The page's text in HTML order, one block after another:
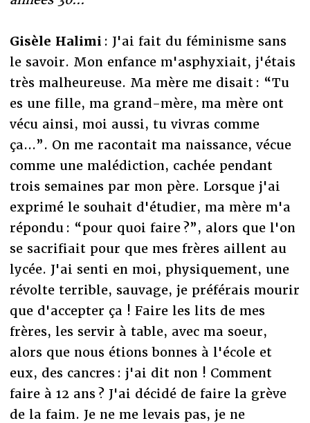
Gisèle Halimi : J'ai fait du féminisme sans
le savoir. Mon enfance m'asphyxiait, j'étais
très malheureuse. Ma mère me disait : “Tu
es une fille, ma grand-mère, ma mère ont
vécu ainsi, moi aussi, tu vivras comme
ça...”. On me racontait ma naissance, vécue
comme une malédiction, cachée pendant
trois semaines par mon père. Lorsque j'ai
exprimé le souhait d'étudier, ma mère m'a
répondu : “pour quoi faire ?”, alors que l'on
se sacrifiait pour que mes frères aillent au
lycée. J'ai senti en moi, physiquement, une
révolte terrible, sauvage, je préférais mourir
que d'accepter ça ! Faire les lits de mes
frères, les servir à table, avec ma soeur,
alors que nous étions bonnes à l'école et
eux, des cancres : j'ai dit non ! Comment
faire à 12 ans ? J'ai décidé de faire la grève
de la faim. Je ne me levais pas, je ne